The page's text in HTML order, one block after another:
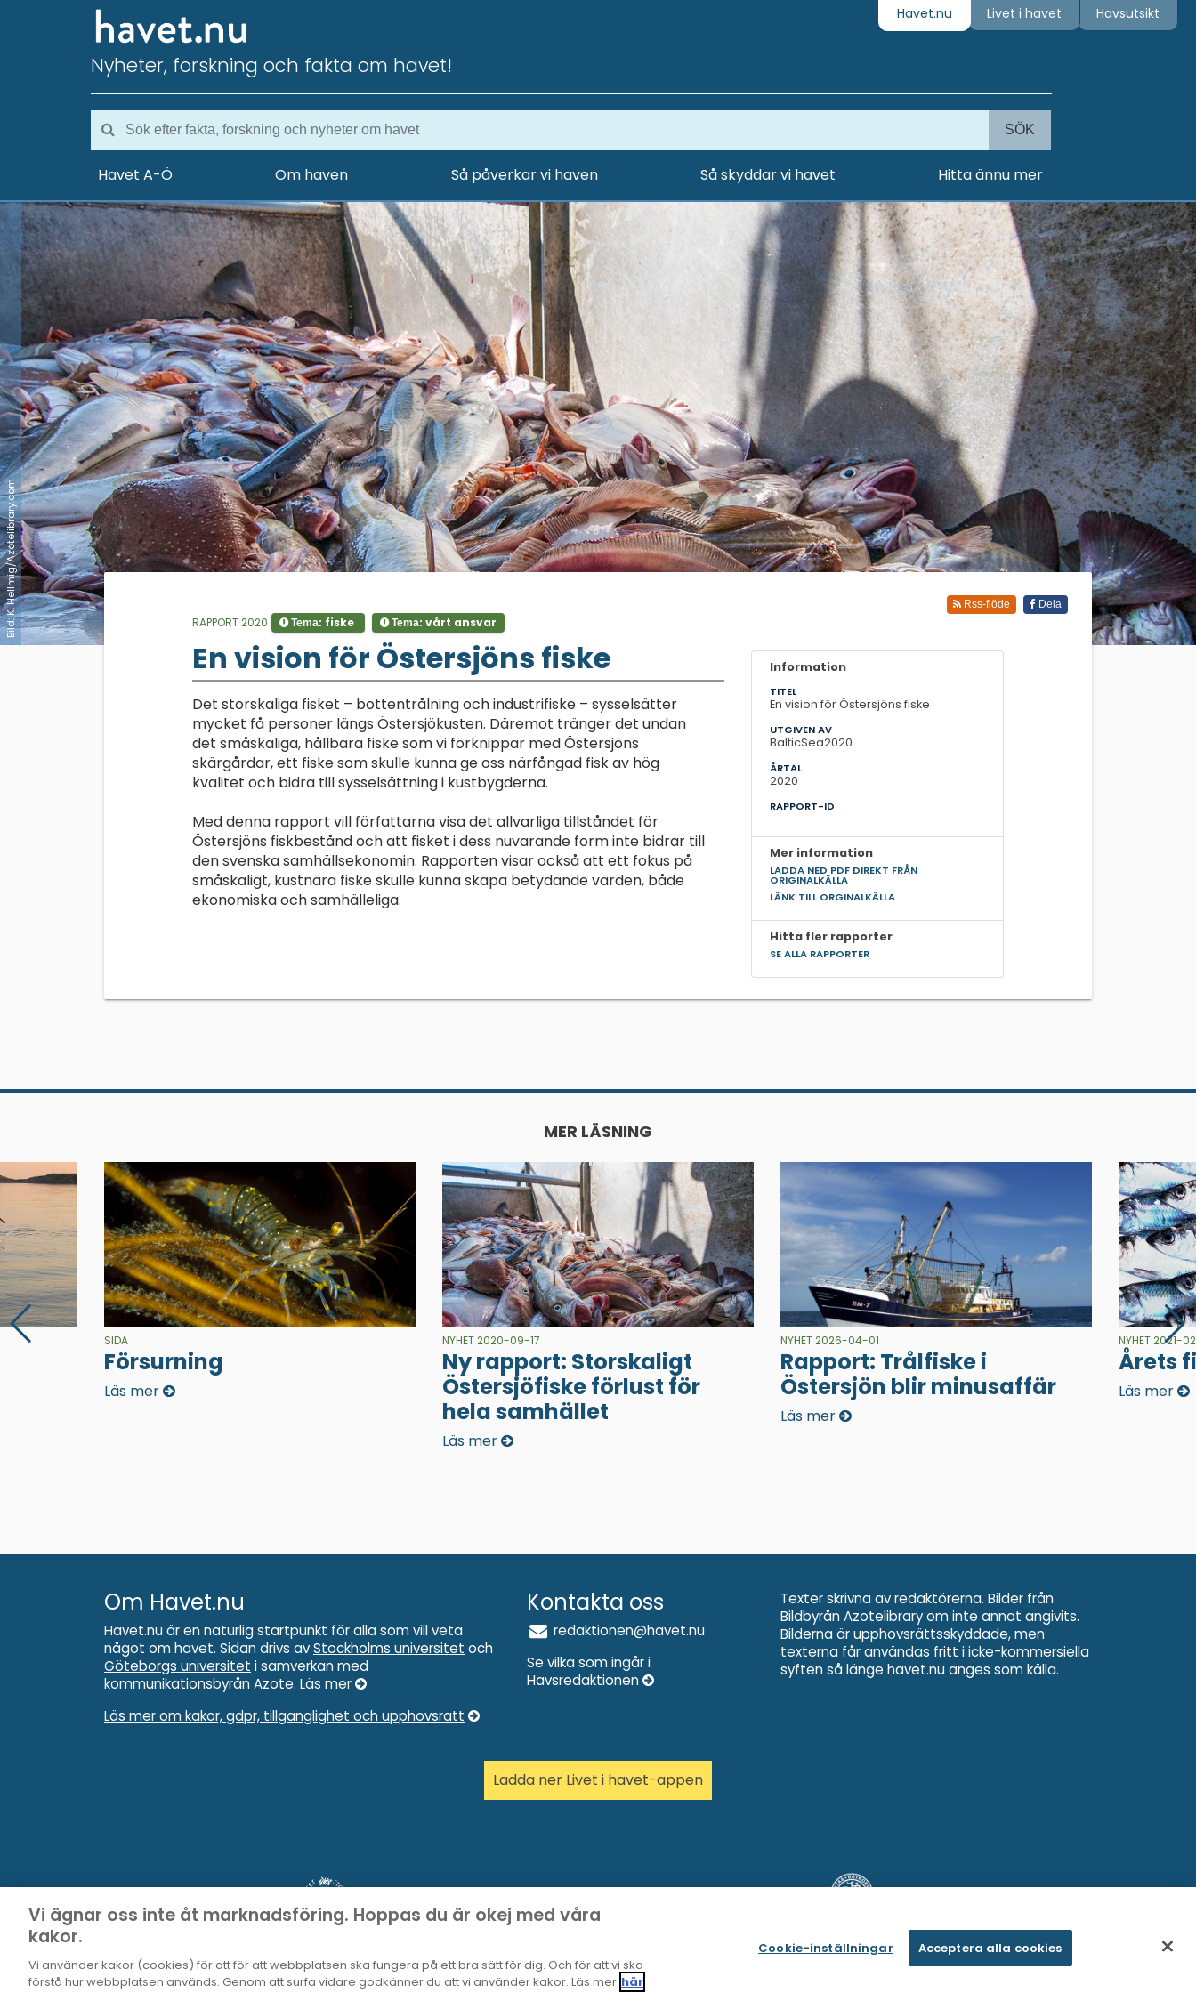
Havet.nu Livet i havet Havsutsikt
Nyheter, forskning och fakta om havet!
SÖK
Havet A-Ö Om haven Så påverkar vi haven Så skyddar vi havet Hitta ännu mer
Bild: K. Hellmig/Azotelibrary.com Dela
Rss-flöde
RAPPORT 2020 Tema: fiske Tema: vårt ansvar
En vision för Östersjöns fiske
Det storskaliga fisket – bottentrålning och industrifiske – sysselsätter
mycket få personer längs Östersjökusten. Däremot tränger det undan
det småskaliga, hållbara fiske som vi förknippar med Östersjöns
skärgårdar, ett fiske som skulle kunna ge oss närfångad fisk av hög
kvalitet och bidra till sysselsättning i kustbygderna.
Med denna rapport vill författarna visa det allvarliga tillståndet för
Östersjöns fiskbestånd och att fisket i dess nuvarande form inte bidrar till
den svenska samhällsekonomin. Rapporten visar också att ett fokus på
småskaligt, kustnära fiske skulle kunna skapa betydande värden, både
ekonomiska och samhälleliga.
Information
TITEL
En vision för Östersjöns fiske
UTGIVEN AV
BalticSea2020
ÅRTAL
2020
RAPPORT-ID
Mer information
LADDA NED PDF DIREKT FRÅN
ORIGINALKÄLLA
LÄNK TILL ORGINALKÄLLA
Hitta fler rapporter
SE ALLA RAPPORTER
MER LÄSNING
SIDA
Försurning
Läs mer
NYHET 2020-09-17
Ny rapport: Storskaligt
Östersjöfiske förlust för
hela samhället
Läs mer
NYHET 2026-04-01
Rapport: Trålfiske i
Östersjön blir minusaffär
Läs mer
NYHET 2021-
Årets
Läs mer
Om Havet.nu
Havet.nu är en naturlig startpunkt för alla som vill veta
något om havet. Sidan drivs avStockholms universitet och
Göteborgs universitet i samverkan med
kommunikationsbyrån Azote. Läs mer
Läs mer om kakor, gdpr, tillganglighet och upphovsratt
Kontakta oss
redaktionen@havet.nu
Se vilka som ingår i
Havsredaktionen
Texter skrivna av redaktörerna. Bilder från
Bildbyrån Azotelibrary om inte annat angivits.
Bilderna är upphovsrättsskyddade, men
texterna får användas fritt i icke-kommersiella
syften så länge havet.nu anges som källa.
Ladda ner Livet i havet-appen
Vi ägnar oss inte åt marknadsföring. Hoppas du är okej med våra
kakor.
Vi använder kakor (cookies) för att för att webbplatsen ska fungera på ett bra sätt för dig. Och för att vi ska
förstå hur webbplatsen används. Genom att surfa vidare godkänner du att vi använder kakor. Läs mer här
Cookie-inställningar Acceptera alla cookies